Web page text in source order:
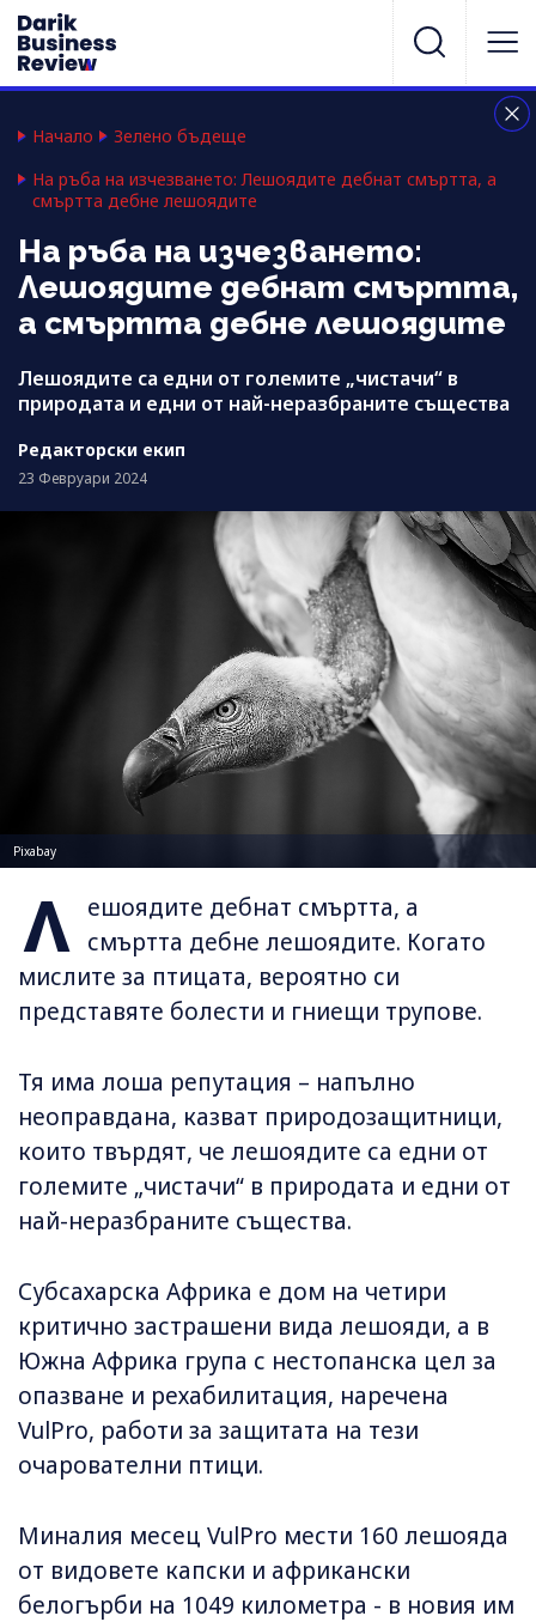
Начало
Зелено бъдеще
На ръба на изчезването: Лешоядите дебнат смъртта, а
смъртта дебне лешоядите
На ръба на изчезването:
Лешоядите дебнат смъртта,
а смъртта дебне лешоядите
Лешоядите са едни от големите „чистачи“ в
природата и едни от най-неразбраните същества
Редакторски екип
23 Февруари 2024
Pixabay
Л
ешоядите дебнат смъртта, а
смъртта дебне лешоядите. Когато
мислите за птицата, вероятно си
представяте болести и гниещи трупове.
Тя има лоша репутация – напълно
неоправдана, казват природозащитници,
които твърдят, че лешоядите са едни от
големите „чистачи“ в природата и едни от
най-неразбраните същества.
Субсахарска Африка е дом на четири
критично застрашени вида лешояди, а в
Южна Африка група с нестопанска цел за
опазване и рехабилитация, наречена
VulPro, работи за защитата на тези
очарователни птици.
Миналия месец VulPro мести 160 лешояда
от видовете капски и африкански
белогърби на 1049 километра - в новия им